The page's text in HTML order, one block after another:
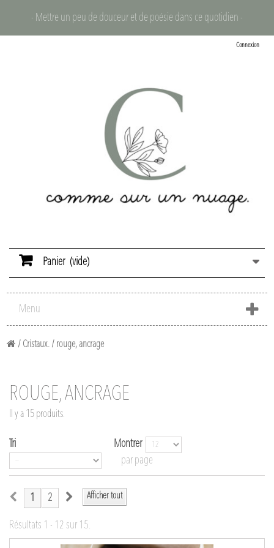
- Mettre un peu de douceur et de poésie dans ce quotidien -
Connexion
Panier (vide)
Menu
/ Cristaux. / rouge, ancrage
ROUGE, ANCRAGE
Il y a 15 produits.
Tri
Montrer
par page
Afficher tout
1 2
Résultats 1 - 12 sur 15.